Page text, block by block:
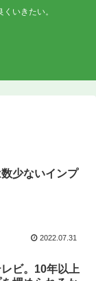
いきたい。
少ないインプ
2022.07.31
ビ。10年以上